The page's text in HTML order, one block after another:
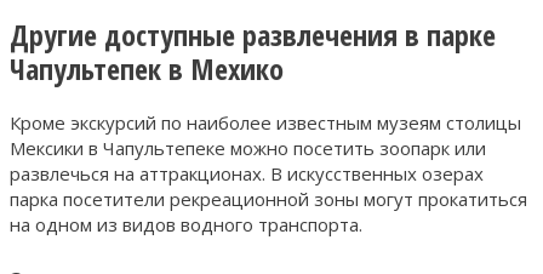
Другие доступные развлечения в парке
Чапультепек в Мехико
Кроме экскурсий по наиболее известным музеям столицы
Мексики в Чапультепеке можно посетить зоопарк или
развлечься на аттракционах. В искусственных озерах
парка посетители рекреационной зоны могут прокатиться
на одном из видов водного транспорта.